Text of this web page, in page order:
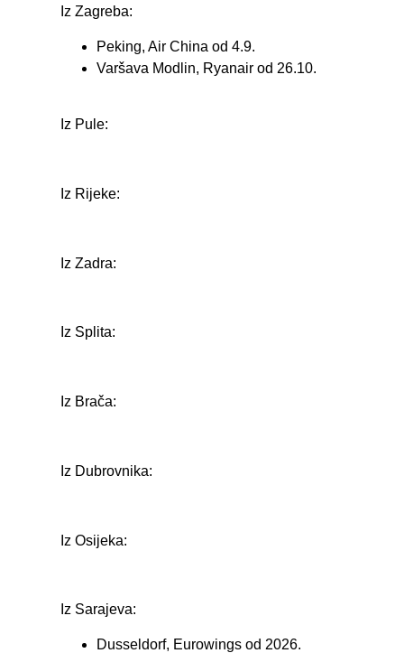
Iz Zagreba:
Peking, Air China od 4.9.
Varšava Modlin, Ryanair od 26.10.
Iz Pule:
Iz Rijeke:
Iz Zadra:
Iz Splita:
Iz Brača:
Iz Dubrovnika:
Iz Osijeka:
Iz Sarajeva:
Dusseldorf, Eurowings od 2026.